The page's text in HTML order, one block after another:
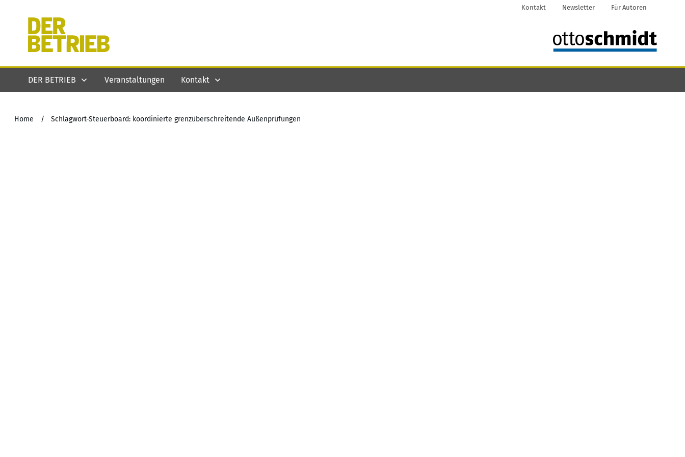
Kontakt Newsletter Für Autoren
DER BETRIEB Veranstaltungen Kontakt
Home / Schlagwort-Steuerboard: koordinierte grenzüberschreitende Außenprüfungen